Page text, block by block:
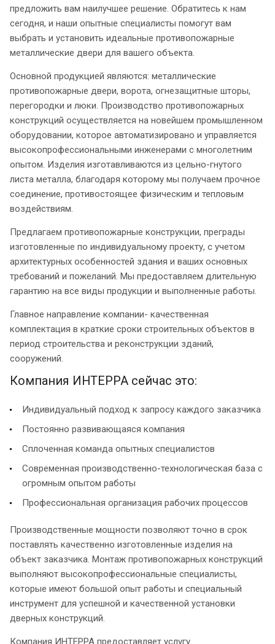
предложить вам наилучшее решение. Обратитесь к нам
сегодня, и наши опытные специалисты помогут вам
выбрать и установить идеальные противопожарные
металлические двери для вашего объекта.
Основной продукцией являются: металлические
противопожарные двери, ворота, огнезащитные шторы,
перегородки и люки. Производство противопожарных
конструкций осуществляется на новейшем промышленном
оборудовании, которое автоматизировано и управляется
высокопрофессиональными инженерами с многолетним
опытом. Изделия изготавливаются из цельно-гнутого
листа металла, благодаря которому мы получаем прочное
соединение, противостоящее физическим и тепловым
воздействиям.
Предлагаем противопожарные конструкции, преграды
изготовленные по индивидуальному проекту, с учетом
архитектурных особенностей здания и ваших основных
требований и пожеланий. Мы предоставляем длительную
гарантию на все виды продукции и выполненные работы.
Главное направление компании- качественная
комплектация в краткие сроки строительных объектов в
период строительства и реконструкции зданий,
сооружений.
Компания ИНТЕРРА сейчас это:
Индивидуальный подход к запросу каждого заказчика
Постоянно развивающаяся компания
Сплоченная команда опытных специалистов
Современная производственно-технологическая база с
огромным опытом работы
Профессиональная организация рабочих процессов
Производственные мощности позволяют точно в срок
поставлять качественно изготовленные изделия на
объект заказчика. Монтаж противопожарных конструкций
выполняют высокопрофессиональные специалисты,
которые имеют большой опыт работы и специальный
инструмент для успешной и качественной установки
дверных конструкций.
Компания ИНТЕРРА предоставляет услугу